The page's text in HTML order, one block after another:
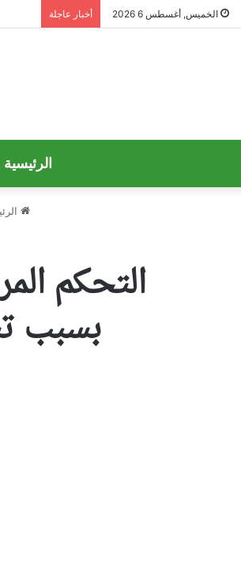
الخميس, أغسطس 6 2026 أخبار عاجلة
الرئيسية
التحكم
بسبب